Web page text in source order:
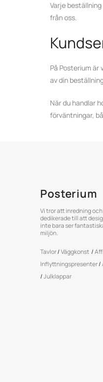
Varje
från oss.
På Posterium
av din
När du handlar
förväntningar,
Posterium
Vi tror att inredning
dedikerade till att
inte bara ser
miljön.
Tavlor/Väggkonst /
Inflyttningspresenter/
/Julklappar